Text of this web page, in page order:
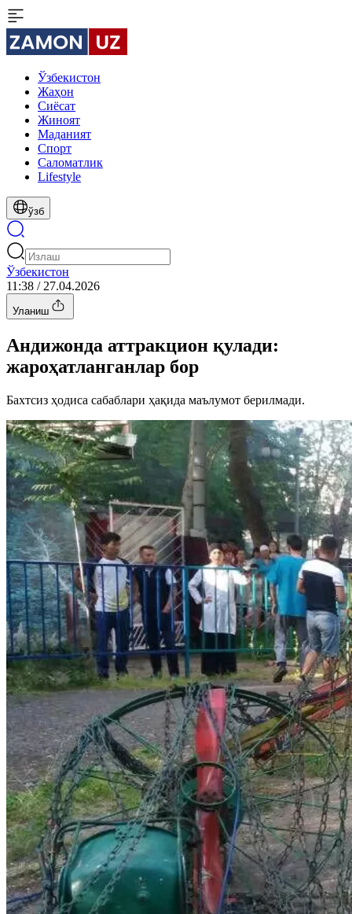
Ўзбекистон
Жаҳон
Сиёсат
Жиноят
Маданият
Спорт
Cаломатлик
Lifestyle
ўзб
Ўзбекистон
11:38 / 27.04.2026
Уланиш
Андижонда аттракцион қулади:
жароҳатланганлар бор
Бахтсиз ҳодиса сабаблари ҳақида маълумот берилмади.